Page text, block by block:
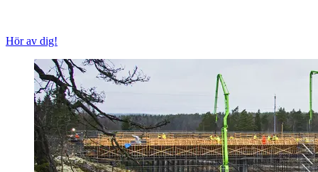
Hör av dig!